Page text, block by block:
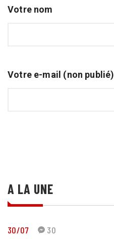
Votre nom
Votre e-mail (non publié)
A LA UNE
30/07 30